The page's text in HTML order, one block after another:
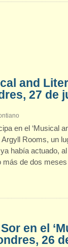
and
27 de
en el ‘Musical
Rooms, un
había actuado,
más de dos
en el
26